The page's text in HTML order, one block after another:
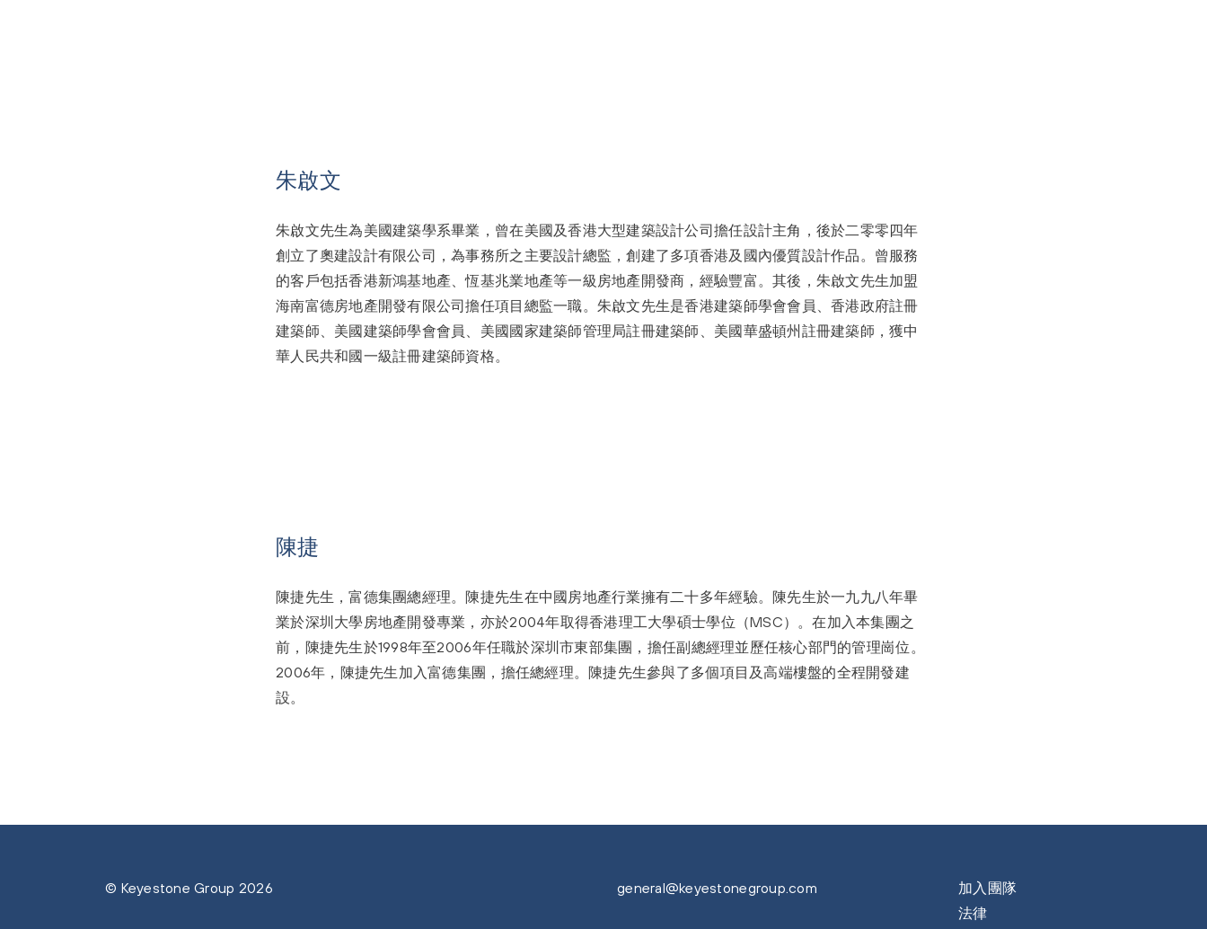
朱啟文
朱啟文先生為美國建築學系畢業，曾在美國及香港大型建築設計公司擔任設計主角，後於二零零四年
創立了奧建設計有限公司，為事務所之主要設計總監，創建了多項香港及國內優質設計作品。曾服務
的客戶包括香港新鴻基地產、恆基兆業地產等一級房地產開發商，經驗豐富。其後，朱啟文先生加盟
海南富德房地產開發有限公司擔任項目總監一職。朱啟文先生是香港建築師學會會員、香港政府註冊
建築師、美國建築師學會會員、美國國家建築師管理局註冊建築師、美國華盛頓州註冊建築師，獲中
華人民共和國一級註冊建築師資格。
陳捷
陳捷先生，富德集團總經理。陳捷先生在中國房地產行業擁有二十多年經驗。陳先生於一九九八年畢
業於深圳大學房地產開發專業，亦於2004年取得香港理工大學碩士學位（MSC）。在加入本集團之
前，陳捷先生於1998年至2006年任職於深圳市東部集團，擔任副總經理並歷任核心部門的管理崗位。
2006年，陳捷先生加入富德集團，擔任總經理。陳捷先生參與了多個項目及高端樓盤的全程開發建
設。
© Keyestone Group 2026 general@keyestonegroup.com
加入團隊
法律